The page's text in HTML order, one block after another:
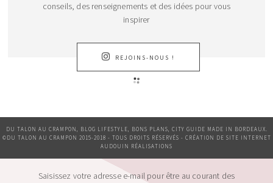
conseils, des renseignements et des idées pour vous
inspirer
REJOINS-NOUS !
DU TALON AU CRAMPON, BLOG LIFESTYLE, BONS PLANS, CITY GUIDE MADE IN BORDEAUX.
©DU TALON AU CRAMPON 2015-2018 - TOUS DROITS RÉSERVÉS - CRÉATION DE SITE INTERNET
AUDOUIN RÉALISATIONS
Saisissez votre adresse e-mail pour être au courant des